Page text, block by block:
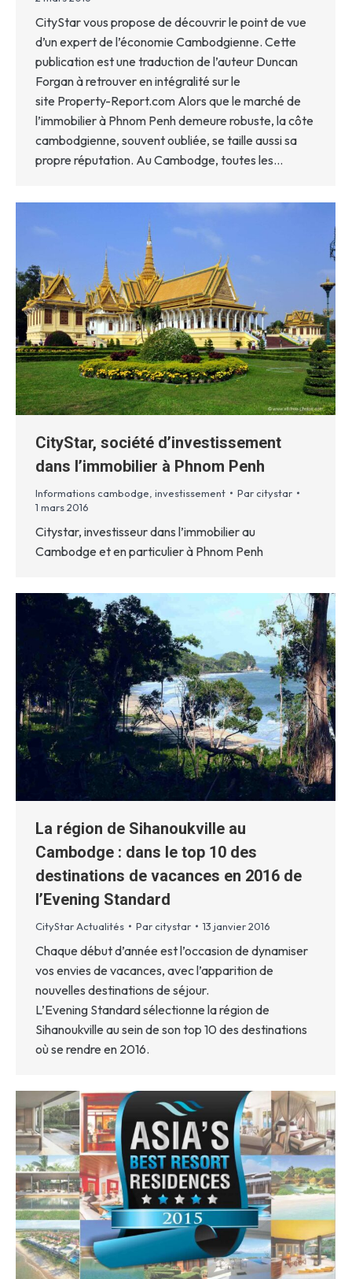
CityStar vous propose de découvrir le point de vue
d’un expert de l’économie Cambodgienne. Cette
publication est une traduction de l’auteur Duncan
Forgan à retrouver en intégralité sur le
site Property-Report.com Alors que le marché de
l’immobilier à Phnom Penh demeure robuste, la côte
cambodgienne, souvent oubliée, se taille aussi sa
propre réputation. Au Cambodge, toutes les…
CityStar, société d’investissement
dans l’immobilier à Phnom Penh
Informations cambodge, investissement Par citystar
1 mars 2016
Citystar, investisseur dans l’immobilier au
Cambodge et en particulier à Phnom Penh
La région de Sihanoukville au
Cambodge : dans le top 10 des
destinations de vacances en 2016 de
l’Evening Standard
CityStar Actualités Par citystar 13 janvier 2016
Chaque début d’année est l’occasion de dynamiser
vos envies de vacances, avec l’apparition de
nouvelles destinations de séjour.
L’Evening Standard sélectionne la région de
Sihanoukville au sein de son top 10 des destinations
où se rendre en 2016.